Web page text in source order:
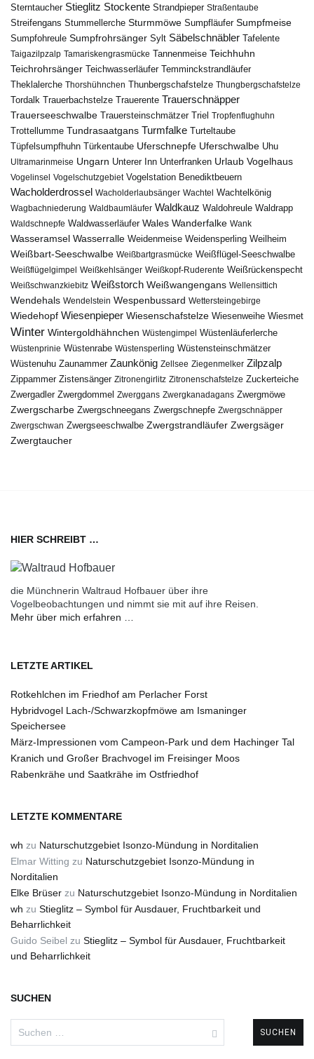
Sterntaucher Stieglitz Stockente Strandpieper Straßentaube
Streifengans Stummellerche Sturmmöwe Sumpfläufer Sumpfmeise
Sumpfohreule Sumpfrohrsänger Sylt Säbelschnäbler Tafelente
Taigazilpzalp Tamariskengrasmücke Tannenmeise Teichhuhn
Teichrohrsänger Teichwasserläufer Temminckstrandläufer
Theklalerche Thorshühnchen Thunbergschafstelze Thungbergschafstelze
Tordalk Trauerbachstelze Trauerente Trauerschnäpper
Trauerseeschwalbe Trauersteinschmätzer Triel Tropfenflughuhn
Trottellumme Tundrasaatgans Turmfalke Turteltaube
Tüpfelsumpfhuhn
Türkentaube Uferschnepfe Uferschwalbe Uhu
Ultramarinmeise Ungarn Unterer Inn Unterfranken Urlaub Vogelhaus
Vogelinsel Vogelschutzgebiet Vogelstation Benediktbeuern
Wacholderdrossel Wacholderlaubsänger Wachtel Wachtelkönig
Wagbachniederung Waldbaumläufer Waldkauz Waldohreule Waldrapp
Waldschnepfe Waldwasserläufer Wales Wanderfalke Wank
Wasseramsel Wasserralle Weidenmeise Weidensperling Weilheim
Weißbart-Seeschwalbe Weißbartgrasmücke Weißflügel-Seeschwalbe
Weißflügelgimpel Weißkehlsänger Weißkopf-Ruderente Weißrückenspecht
Weißschwanzkiebitz Weißstorch Weißwangengans Wellensittich
Wendehals Wendelstein Wespenbussard Wettersteingebirge
Wiedehopf Wiesenpieper Wiesenschafstelze Wiesenweihe Wiesmet
Winter Wintergoldhähnchen Wüstengimpel Wüstenläuferlerche
Wüstenprinie Wüstenrabe Wüstensperling Wüstensteinschmätzer
Wüstenuhu Zaunammer Zaunkönig Zellsee Ziegenmelker Zilpzalp
Zippammer Zistensänger Zitronengirlitz Zitronenschafstelze Zuckerteiche
Zwergadler Zwergdommel Zwerggans Zwergkanadagans Zwergmöwe
Zwergscharbe Zwergschneegans Zwergschnepfe Zwergschnäpper
Zwergschwan Zwergseeschwalbe Zwergstrandläufer Zwergsäger
Zwergtaucher
HIER SCHREIBT …
die Münchnerin Waltraud Hofbauer über ihre
Vogelbeobachtungen und nimmt sie mit auf ihre Reisen.
Mehr über mich erfahren …
LETZTE ARTIKEL
Rotkehlchen im Friedhof am Perlacher Forst
Hybridvogel Lach-/Schwarzkopfmöwe am Ismaninger
Speichersee
März-Impressionen vom Campeon-Park und dem Hachinger Tal
Kranich und Großer Brachvogel im Freisinger Moos
Rabenkrähe und Saatkrähe im Ostfriedhof
LETZTE KOMMENTARE
wh zu Naturschutzgebiet Isonzo-Mündung in Norditalien
Elmar Witting zu Naturschutzgebiet Isonzo-Mündung in
Norditalien
Elke Brüser zu Naturschutzgebiet Isonzo-Mündung in Norditalien
wh zu Stieglitz – Symbol für Ausdauer, Fruchtbarkeit und
Beharrlichkeit
Guido Seibel zu Stieglitz – Symbol für Ausdauer, Fruchtbarkeit
und Beharrlichkeit
SUCHEN